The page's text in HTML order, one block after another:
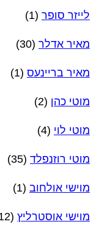
לייזר סופר (1)
מאיר אדלר (30)
מאיר בריינעס (1)
מוטי כהן (2)
מוטי לוי (4)
מוטי רוזנפלד (35)
מוישי אולחוב (1)
מוישי אוסטרליץ (12)